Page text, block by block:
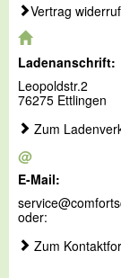
Vertrag
Ladenanschrift:
Leopoldstr.2
76275 Ettlingen
Zum
@
E-Mail:
oder:
Zum